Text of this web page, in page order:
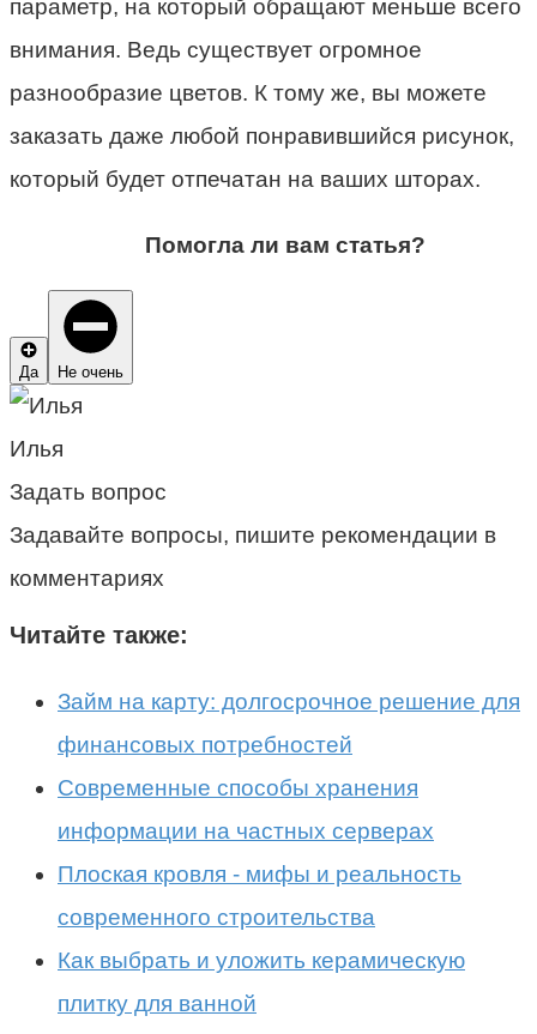
параметр, на который обращают меньше всего
внимания. Ведь существует огромное
разнообразие цветов. К тому же, вы можете
заказать даже любой понравившийся рисунок,
который будет отпечатан на ваших шторах.
Помогла ли вам статья?
Да Не очень
Илья
Задать вопрос
Задавайте вопросы, пишите рекомендации в
комментариях
Читайте также:
Займ на карту: долгосрочное решение для
финансовых потребностей
Современные способы хранения
информации на частных серверах
Плоская кровля - мифы и реальность
современного строительства
Как выбрать и уложить керамическую
плитку для ванной